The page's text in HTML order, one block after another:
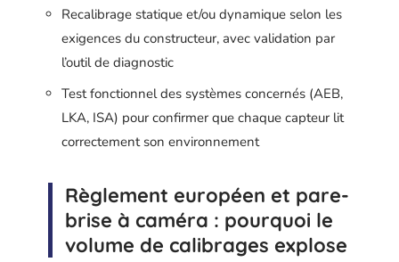
Recalibrage statique et/ou dynamique selon les
exigences du constructeur, avec validation par
l’outil de diagnostic
Test fonctionnel des systèmes concernés (AEB,
LKA, ISA) pour confirmer que chaque capteur lit
correctement son environnement
Règlement européen et pare-
brise à caméra : pourquoi le
volume de calibrages explose